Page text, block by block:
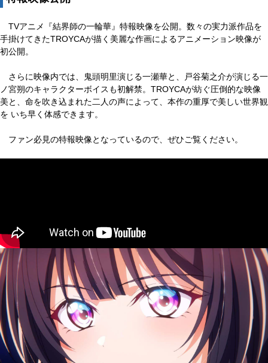
TVアニメ『結界師の一輪華』特報映像を公開。数々の実力派作品を
手掛けてきたTROYCAが描く美麗な作画によるアニメーション映像が
初公開。
さらに映像内では、鬼頭明里演じる一瀬華と、戸谷菊之介が演じる一
ノ宮朔のキャラクターボイスも初解禁。TROYCAが紡ぐ圧倒的な映像
美と、命を吹き込まれた二人の声によって、本作の重厚で美しい世界観
を いち早く体感できます。
ファン必見の特報映像となっているので、ぜひご覧ください。